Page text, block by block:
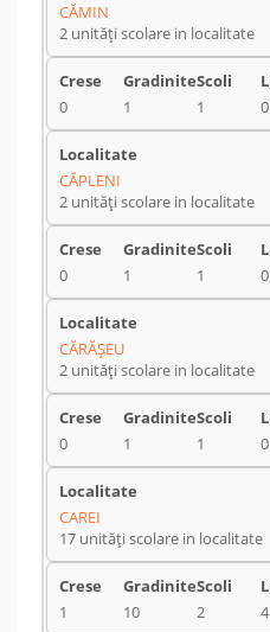
CĂMIN
2 unități scolare in localitate
0 1 1 0
CĂPLENI
2 unități scolare in localitate
0 1 1 0
CĂRĂŞEU
2 unități scolare in localitate
0 1 1 0
CAREI
17 unități scolare in localitate
1 10 2 4